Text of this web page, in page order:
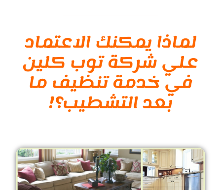
لماذا يمكنك الاعتماد
علي شركة توب كلين
في خدمة تنظيف ما
بعد التشطيب؟!